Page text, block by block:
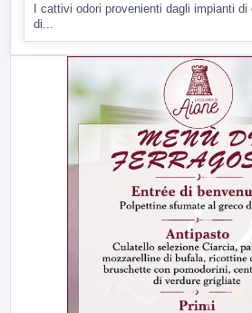
I cattivi odori provenienti dagli impianti
di...